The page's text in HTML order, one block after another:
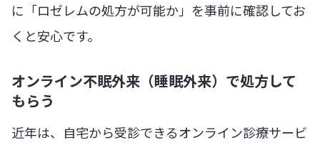
に「ロゼレムの処方が可能か」を事前に確認してお
くと安心です。
オンライン不眠外来（睡眠外来）で処方して
もらう
近年は、自宅から受診できるオンライン診療サービ